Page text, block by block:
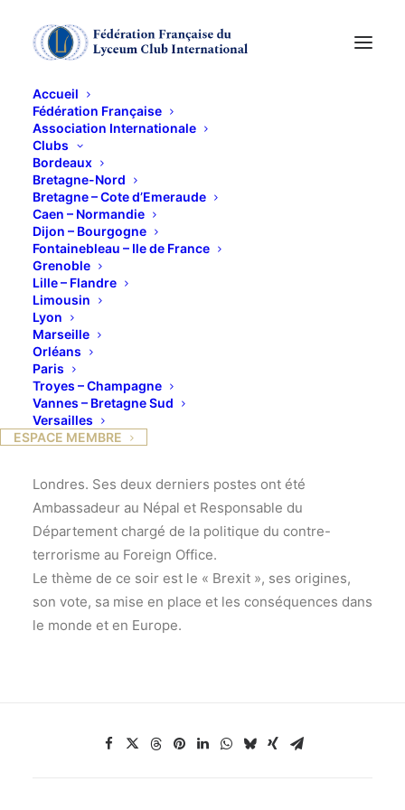
Accueil
Fédération Française
Association Internationale
Clubs
Bordeaux
Bretagne-Nord
Bretagne – Cote d’Emeraude
Caen – Normandie
Dijon – Bourgogne
Fontainebleau – Ile de France
Grenoble
Lille – Flandre
Limousin
Lyon
Marseille
Orléans
Paris
Troyes – Champagne
Vannes – Bretagne Sud
Versailles
ESPACE MEMBRE
Conférence « Le
Brexit», Par son
Excellence Keith
Bloomfield
Keith Bloomfield a effectué l’essentiel de sa carrière
Londres. Ses deux derniers postes ont été
Ambassadeur au Népal et Responsable du
Département chargé de la politique du contre-
terrorisme au Foreign Office.
Le thème de ce soir est le « Brexit », ses origines,
son vote, sa mise en place et les conséquences dans
le monde et en Europe.